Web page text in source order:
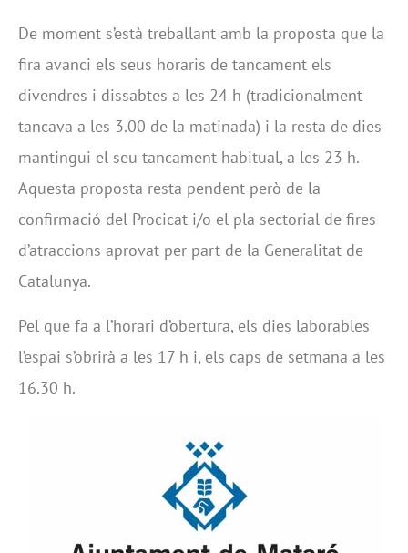
De moment s’està treballant amb la proposta que la
fira avanci els seus horaris de tancament els
divendres i dissabtes a les 24 h (tradicionalment
tancava a les 3.00 de la matinada) i la resta de dies
mantingui el seu tancament habitual, a les 23 h.
Aquesta proposta resta pendent però de la
confirmació del Procicat i/o el pla sectorial de fires
d’atraccions aprovat per part de la Generalitat de
Catalunya.
Pel que fa a l’horari d’obertura, els dies laborables
l’espai s’obrirà a les 17 h i, els caps de setmana a les
16.30 h.